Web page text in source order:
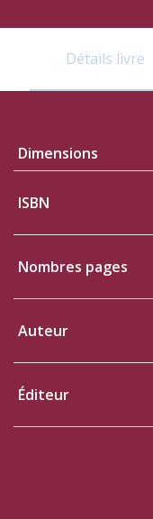
Détails livre
Dimensions
ISBN
Nombres pages
Auteur
Éditeur